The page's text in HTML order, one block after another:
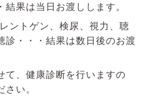
果は当日お渡しします。
ントゲン、検尿、視力、聴
診・・・結果は数日後のお渡
て、健康診断を行いますの
い。